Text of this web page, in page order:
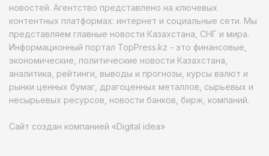
новостей. Агентство представлено на ключевых
контентных платформах: интернет и социальные сети. Мы
представляем главные новости Казахстана, СНГ и мира.
Информационный портал TopPress.kz - это финансовые,
экономические, политические новости Казахстана,
аналитика, рейтинги, выводы и прогнозы, курсы валют и
рынки ценных бумаг, драгоценных металлов, сырьевых и
несырьевых ресурсов, новости банков, бирж, компаний.
Сайт создан компанией «Digital idea»